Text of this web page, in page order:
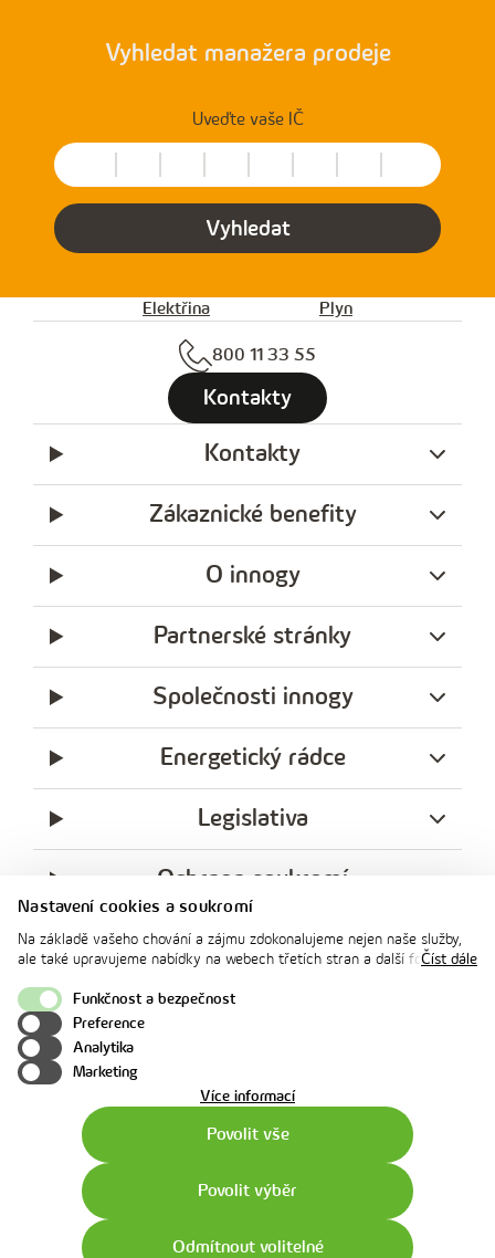
Nastavení cookies a soukromí
Na základě vašeho chování a zájmu zdokonalujeme nejen naše služby,
ale také upravujeme nabídky na webech třetích stran a další formy
souhlasu. Svoje nastavení můžete kdykoliv změnit v zápatí stránky v
„Nastavení soukromí". Více informací o tom, jak se soubory cookies a
osobními údaji pracujeme, včetně možností uplatnění vašich práv,
naleznete na webové stránce v sekci
Číst dále
Funkčnost a bezpečnost
Preference
Analytika
Marketing
Více informacío
Povolit vše
Povolit výběr
Odmítnout volitelné
Vyhledat manažera prodeje
Uveďte vaše IČ
Vyhledat
Elektřina Plyn
800 11 33 55
Kontakty
Kontakty
Zákaznické benefity
O innogy
Partnerské stránky
Společnosti innogy
Energetický rádce
Legislativa
Ochrana soukromí
messengerfacebook
x
innogy
instagramyoutubeLinkedin
innogy Premium